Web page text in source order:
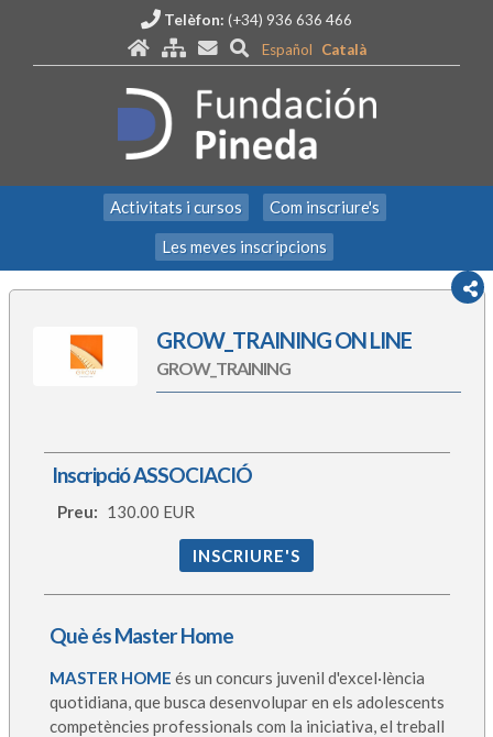
Telèfon: (+34) 936 636 466
Español
Català
Activitats i cursos
Com inscriure's
Les meves inscripcions
GROW_TRAINING ON LINE
GROW_TRAINING
Inscripció ASSOCIACIÓ
Preu: 130.00 EUR
INSCRIURE'S
Què és Master Home
MASTER HOME és un concurs juvenil d'excel·lència
quotidiana, que busca desenvolupar en els adolescents
competències professionals com la iniciativa, el treball